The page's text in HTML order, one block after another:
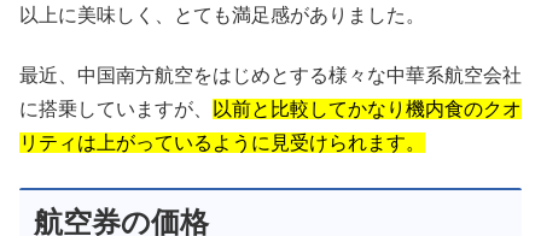
以上に美味しく、とても満足感がありました。
最近、中国南方航空をはじめとする様々な中華系航空会社
に搭乗していますが、
以前と比較してかなり機内食のクオ
リティは上がっているように見受けられます。
航空券の価格